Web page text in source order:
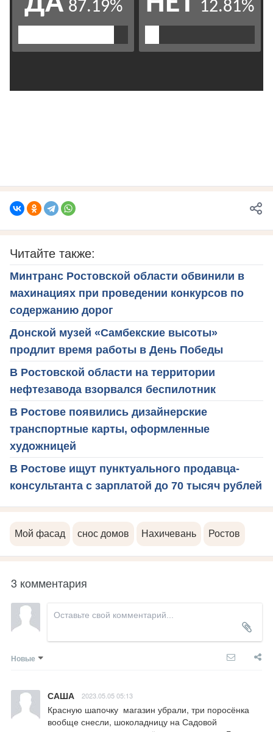
Читайте также:
Минтранс Ростовской области обвинили в
махинациях при проведении конкурсов по
содержанию дорог
Донской музей «Самбекские высоты»
продлит время работы в День Победы
В Ростовской области на территории
нефтезавода взорвался беспилотник
В Ростове появились дизайнерские
транспортные карты, оформленные
художницей
В Ростове ищут пунктуального продавца-
консультанта с зарплатой до 70 тысяч рублей
Мой фасад снос домов Нахичевань Ростов
3 комментария
Новые
САША 2023.05.05 05:13
Красную шапочку  магазин убрали, три поросёнка
вообще снесли, шоколадницу на Садовой